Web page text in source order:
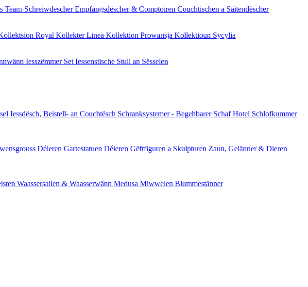
Team-SchreiwdescherEmpfangsdëscher & Comptoiren Couchtischen a Säitendëscher
Royal Kollekter Linea Kollektion Prowansja Kollektioun Sycylia
Iesszëmmer Set Iessenstische Stull an Sësselen
Iessdësch, Beistell- an Couchtësch Schranksystemer - Begehbarer SchafHotel Schlofkummer
Déieren Gartestatuen Déieren Gëftfiguren a Skulpturen Zaun, Gelänner & Dieren
Waassersailen & Waasserwänn Medusa Miwwelen Blummestänner